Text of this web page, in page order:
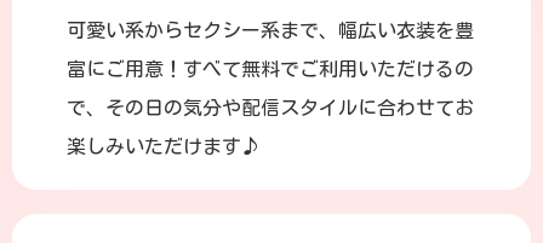
可愛い系からセクシー系まで、幅広い衣装を豊
富にご用意！すべて無料でご利用いただけるの
で、その日の気分や配信スタイルに合わせてお
楽しみいただけます♪